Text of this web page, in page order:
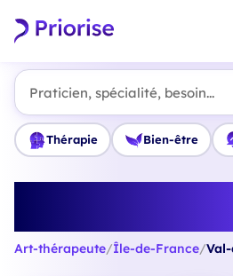
Praticien, spécialité, besoin...
Thérapie Bien-être
Art-thérapeute/Île-de-France/